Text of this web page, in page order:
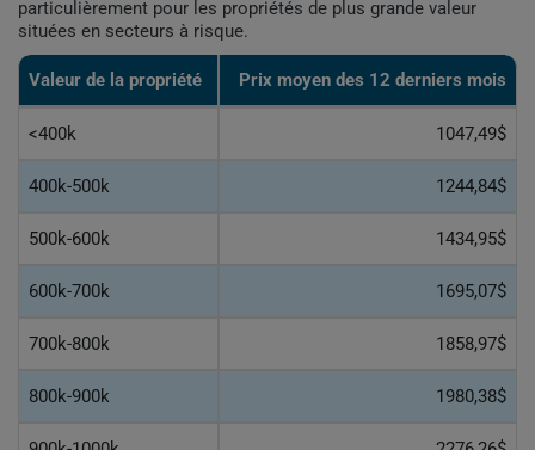
particulièrement pour les propriétés de plus grande valeur
situées en secteurs à risque.
Valeur de la propriété Prix moyen des 12 derniers mois
<400k 1047,49$
400k-500k 1244,84$
500k-600k 1434,95$
600k-700k 1695,07$
700k-800k 1858,97$
800k-900k 1980,38$